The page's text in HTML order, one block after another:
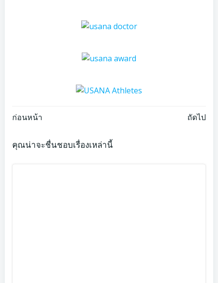
Post
navigation
ก่อนหน้า
navigation
ถัดไป
คุณน่าจะชื่นชอบเรื่องเหล่านี้